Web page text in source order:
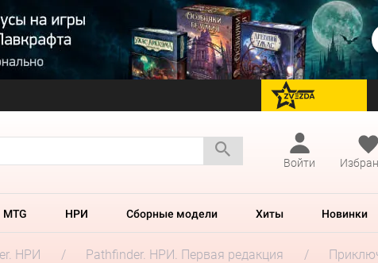
перейти на Zvezda
Войти
MTG НРИ Сборные модели Хиты Новинки
НРИ Pathfinder. НРИ. Первая редакция